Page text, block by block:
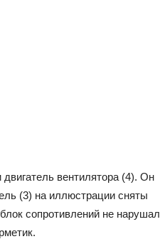
Лада
вентилятора (4). Он
(3) на иллюстрации сняты
сопротивлений не нарушал